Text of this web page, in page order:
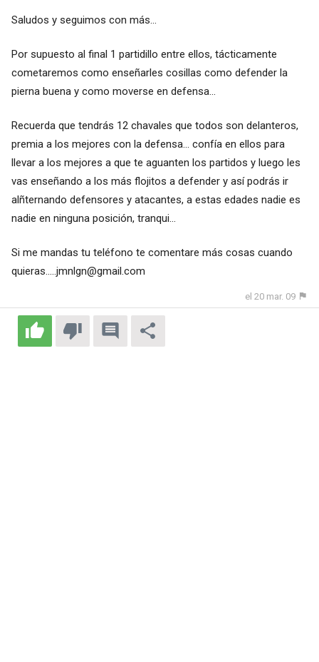
Saludos y seguimos con más...
Por supuesto al final 1 partidillo entre ellos, tácticamente
cometaremos como enseñarles cosillas como defender la
pierna buena y como moverse en defensa...
Recuerda que tendrás 12 chavales que todos son delanteros,
premia a los mejores con la defensa... confía en ellos para
llevar a los mejores a que te aguanten los partidos y luego les
vas enseñando a los más flojitos a defender y así podrás ir
alñternando defensores y atacantes, a estas edades nadie es
nadie en ninguna posición, tranqui...
Si me mandas tu teléfono te comentare más cosas cuando
quieras.....jmnlgn@gmail.com
el 20 mar. 09